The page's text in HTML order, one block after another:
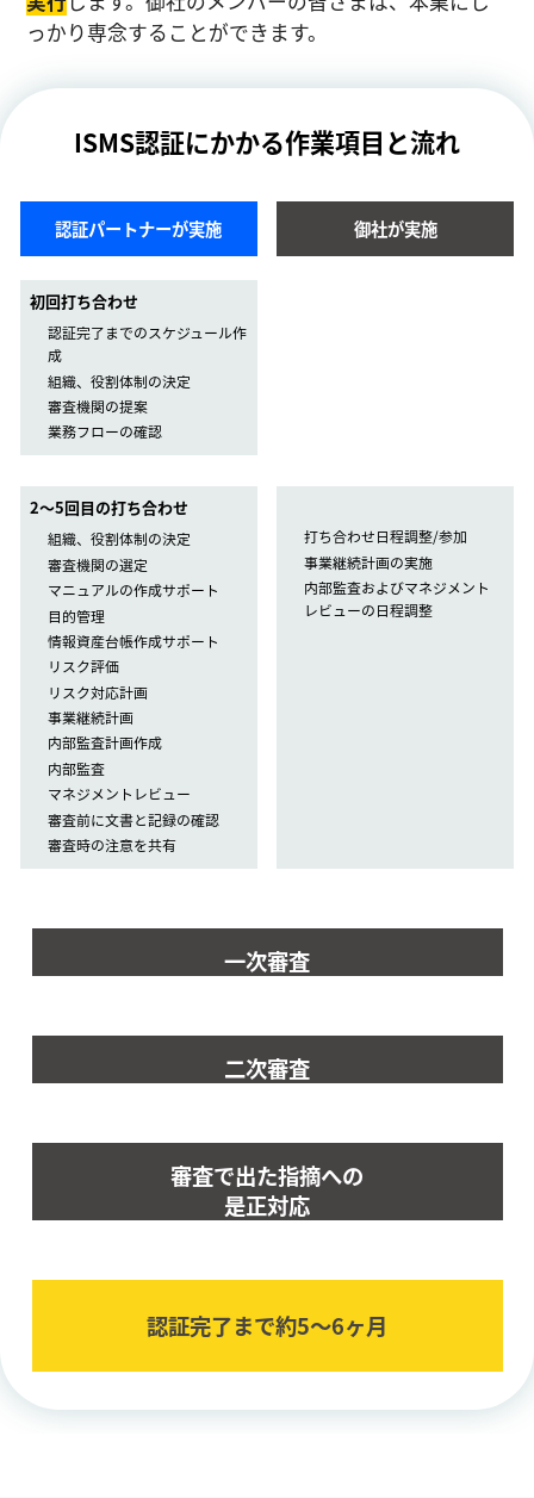
っかり専念することができます。
ISMS認証にかかる作業項目と流れ
認証パートナーが実施 御社が実施
初回打ち合わせ
認証完了までのスケジュール作
成
組織、役割体制の決定
審査機関の提案
業務フローの確認
2〜5回目の打ち合わせ
組織、役割体制の決定
審査機関の選定
マニュアルの作成サポート
目的管理
情報資産台帳作成サポート
リスク評価
リスク対応計画
事業継続計画
内部監査計画作成
内部監査
マネジメントレビュー
審査前に文書と記録の確認
審査時の注意を共有
打ち合わせ日程調整/参加
事業継続計画の実施
内部監査およびマネジメント
レビューの日程調整
一次審査
二次審査
審査で出た指摘への
是正対応
認証完了まで約5〜6ヶ⽉